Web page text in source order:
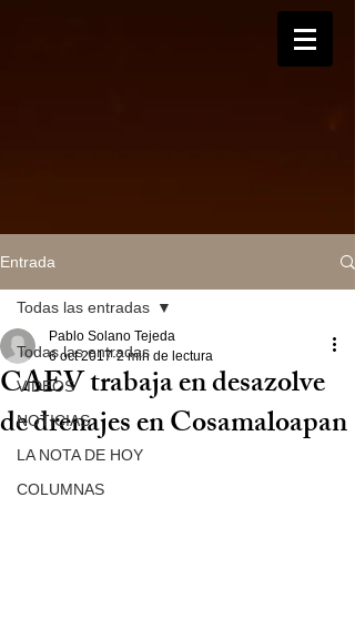
Entrada
Todas las entradas
VIDEOS
NOTICIAS
LA NOTA DE HOY
COLUMNAS
Todas las entradas
CAEV trabaja en desazolve
de drenajes en Cosamaloapan
Pablo Solano Tejeda
6 oct 2017 2 min de lectura